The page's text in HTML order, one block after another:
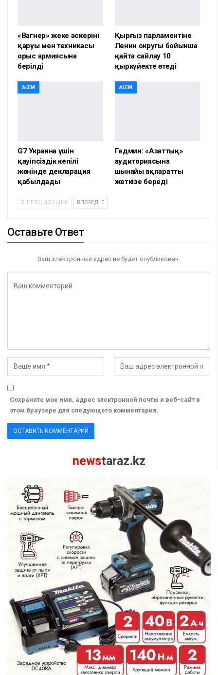
«Вагнер» жеке әскерінің
қаруы мен техникасы
орыс армиясына
берілді
Қырғыз парламентіне
Ленин округы бойынша
қайта сайлау 10
қыркүйекте өтеді
ALEM
G7 Украина үшін
қауіпсіздік кепілі
жөнінде декларация
қабылдады
ALEM
Гедмин: «Азаттық»
аудиториясына
шынайы ақпаратты
жеткізе береді
ПРЕДЫДУЩИЙ ВПЕРЕД
Оставьте Ответ
Ваш электронный адрес не будет опубликован.
Сохраните мое имя, адрес электронной почты и веб-сайт в
этом браузере для следующего комментария.
newstaraz.kz